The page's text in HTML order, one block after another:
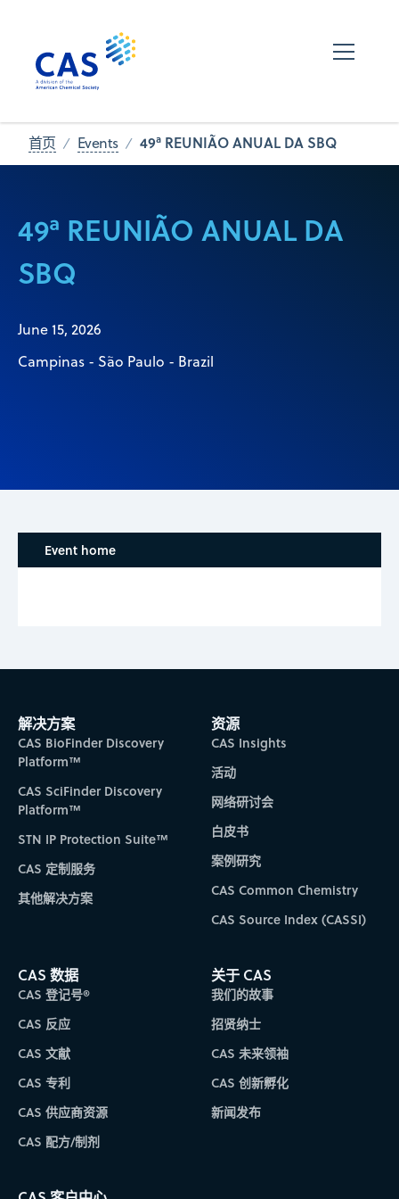
首页 Events 49ª REUNIÃO ANUAL DA SBQ
49ª REUNIÃO ANUAL DA
SBQ
June 15, 2026
Campinas - São Paulo - Brazil
Event home
解决方案
CAS BioFinder Discovery
Platform™
CAS SciFinder Discovery
Platform™
STN IP Protection Suite™
CAS 定制服务
其他解决方案
资源
CAS Insights
活动
网络研讨会
白皮书
案例研究
CAS Common Chemistry
CAS Source Index (CASSI)
CAS 数据
CAS 登记号®
CAS 反应
CAS 文献
CAS 专利
CAS 供应商资源
CAS 配方/制剂
关于 CAS
我们的故事
招贤纳士
CAS 未来领袖
CAS 创新孵化
新闻发布